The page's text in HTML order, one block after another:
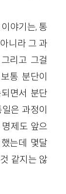
야기는, 통
니라 그 과
리고 그걸
통 분단이
면서 분단
은 과정이
명제도 앞으
는데 몇달
같지는 않